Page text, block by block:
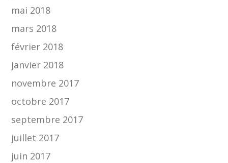
mai 2018
mars 2018
février 2018
janvier 2018
novembre 2017
octobre 2017
septembre 2017
juillet 2017
juin 2017